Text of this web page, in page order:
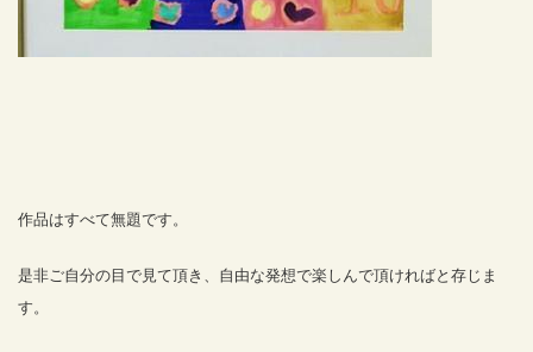
作品はすべて無題です。
是非ご自分の目で見て頂き、自由な発想で楽しんで頂ければと存じま
す。